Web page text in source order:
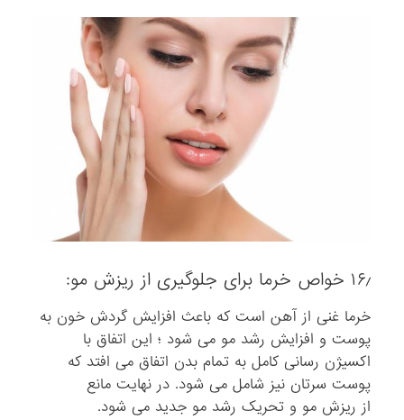
۱۶٫ خواص خرما برای جلوگیری از ریزش مو:
خرما غنی از آهن است که باعث افزایش گردش خون به
پوست و افزایش رشد مو می شود ؛ این اتفاق با
اکسیژن رسانی کامل به تمام بدن اتفاق می افتد که
پوست سرتان نیز شامل می شود. در نهایت مانع
از ریزش مو و تحریک رشد مو جدید می شود.